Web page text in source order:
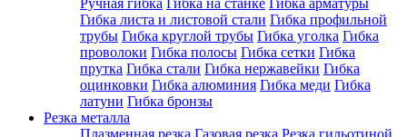
Ручная гибка Гибка на станке Гибка арматуры
Гибка листа и листовой стали Гибка профильной
трубы Гибка круглой трубы Гибка уголка Гибка
проволоки Гибка полосы Гибка сетки Гибка
прутка Гибка стали Гибка нержавейки Гибка
оцинковки Гибка алюминия Гибка меди Гибка
латуни Гибка бронзы
Резка металла
Плазменная резка Газовая резка Резка гильотиной